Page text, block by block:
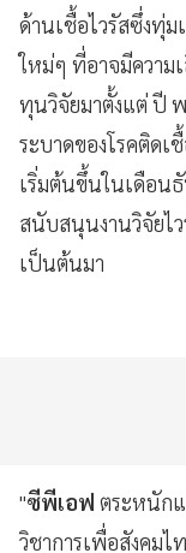
ด้านเชื้อไวรัสซึ่งทุ่
ใหม่ๆ ที่อาจมีความ
ทุนวิจัยมาตั้งแต่ ปี
ระบาดของโรคติดเ
เริ่มต้นขึ้นในเดือน
สนับสนุนงานวิจัยไ
เป็นต้นมา
"ซีพีเอฟ ตระหนัก
วิชาการเพื่อสังคม